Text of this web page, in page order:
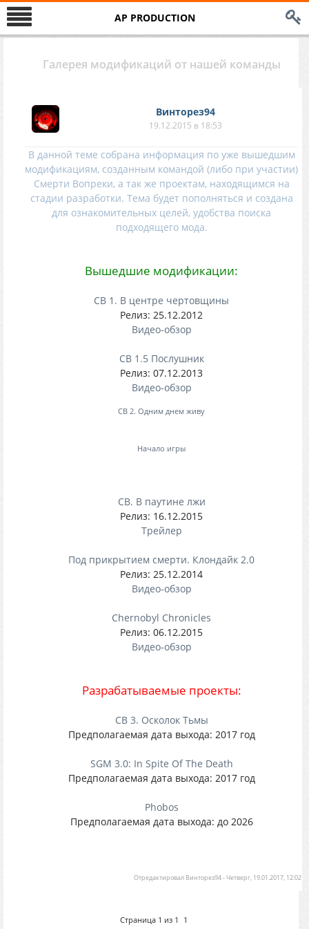
AP PRODUCTION
Галерея модификаций от нашей команды
Винторез94
19.12.2015 в 18:53
В данной теме собрана информация по уже вышедшим
модификациям, созданным командой (либо при участии)
Смерти Вопреки, а так же проектам, находящимся на
стадии разработки. Тема будет пополняться и создана
для ознакомительных целей, удобства поиска
подходящего мода.
Вышедшие модификации:
СВ 1. В центре чертовщины
Релиз: 25.12.2012
Видео-обзор
СВ 1.5 Послушник
Релиз: 07.12.2013
Видео-обзор
СВ 2. Одним днем живу
Начало игры
СВ. В паутине лжи
Релиз: 16.12.2015
Трейлер
Под прикрытием смерти. Клондайк 2.0
Релиз: 25.12.2014
Видео-обзор
Chernobyl Chronicles
Релиз: 06.12.2015
Видео-обзор
Разрабатываемые проекты:
СВ 3. Осколок Тьмы
Предполагаемая дата выхода: 2017 год
SGM 3.0: In Spite Of The Death
Предполагаемая дата выхода: 2017 год
Phobos
Предполагаемая дата выхода: до 2026
Отредактировал Винторез94-Четверг, 19.01.2017, 12:02
Страница 1 из 1 1